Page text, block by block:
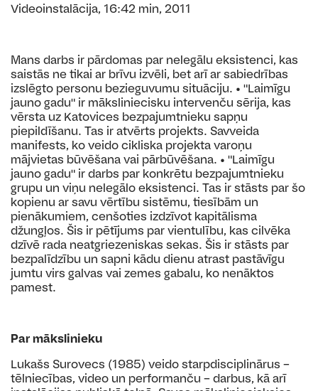
Videoinstalācija, 16:42 min, 2011
Mans darbs ir pārdomas par nelegālu eksistenci, kas
saistās ne tikai ar brīvu izvēli, bet arī ar sabiedrības
izslēgto personu bezieguvumu situāciju. • "Laimīgu
jauno gadu" ir māksliniecisku intervenču sērija, kas
vērsta uz Katovices bezpajumtnieku sapņu
piepildīšanu. Tas ir atvērts projekts. Savveida
manifests, ko veido cikliska projekta varoņu
mājvietas būvēšana vai pārbūvēšana. • "Laimīgu
jauno gadu" ir darbs par konkrētu bezpajumtnieku
grupu un viņu nelegālo eksistenci. Tas ir stāsts par šo
kopienu ar savu vērtību sistēmu, tiesībām un
pienākumiem, cenšoties izdzīvot kapitālisma
džungļos. Šis ir pētījums par vientulību, kas cilvēka
dzīvē rada neatgriezeniskas sekas. Šis ir stāsts par
bezpalīdzību un sapni kādu dienu atrast pastāvīgu
jumtu virs galvas vai zemes gabalu, ko nenāktos
pamest.
Par mākslinieku
Lukašs Surovecs (1985) veido starpdisciplinārus –
tēlniecības, video un performanču – darbus, kā arī